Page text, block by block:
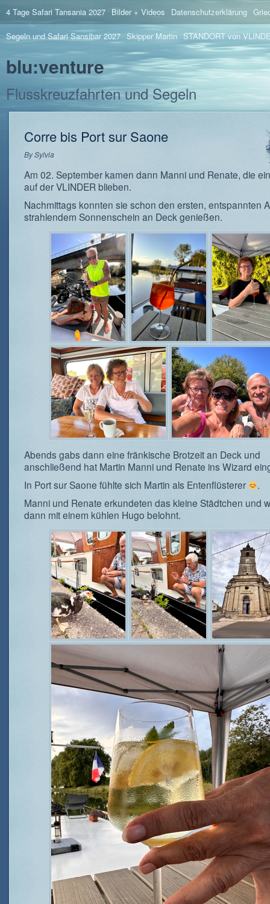
4 Tage Safari Tansania 2027 Bilder + Videos Datenschutzerklärung
Segeln und Safari Sansibar 2027 Skipper Martin STANDORT von
blu:venture
Flusskreuzfahrten und Segeln
Corre bis Port sur Saone
BySylvia
Am 02. September kamen dann Manni und Renate, die
auf der VLINDER blieben.
Nachmittags konnten sie schon den ersten, entspannten
strahlendem Sonnenschein an Deck genießen.
Abends gabs dann eine fränkische Brotzeit an Deck und
anschließend hat Martin Manni und Renate ins Wizard
In Port sur Saone fühlte sich Martin als Entenflüsterer
.
Manni und Renate erkundeten das kleine Städtchen und
dann mit einem kühlen Hugo belohnt.